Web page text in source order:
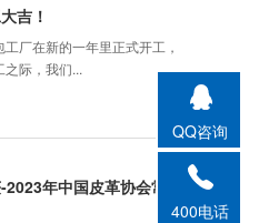
吉！
厂在新的一年里正式开工，
际，我们...
年中国皮革协会常
QQ咨询
400电话